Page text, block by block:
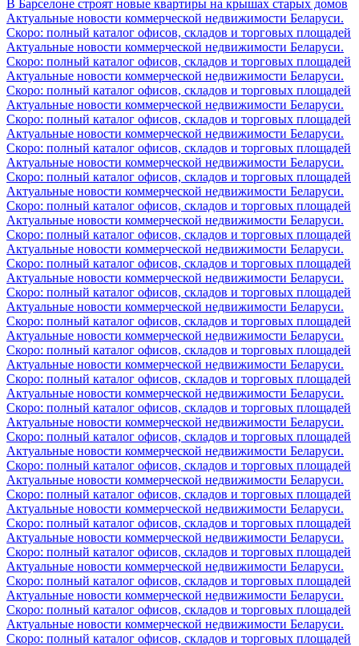
В Барселоне строят новые квартиры на крышах старых домов
Актуальные новости коммерческой недвижимости Беларуси.
Скоро: полный каталог офисов, складов и торговых площадей
Актуальные новости коммерческой недвижимости Беларуси.
Скоро: полный каталог офисов, складов и торговых площадей
Актуальные новости коммерческой недвижимости Беларуси.
Скоро: полный каталог офисов, складов и торговых площадей
Актуальные новости коммерческой недвижимости Беларуси.
Скоро: полный каталог офисов, складов и торговых площадей
Актуальные новости коммерческой недвижимости Беларуси.
Скоро: полный каталог офисов, складов и торговых площадей
Актуальные новости коммерческой недвижимости Беларуси.
Скоро: полный каталог офисов, складов и торговых площадей
Актуальные новости коммерческой недвижимости Беларуси.
Скоро: полный каталог офисов, складов и торговых площадей
Актуальные новости коммерческой недвижимости Беларуси.
Скоро: полный каталог офисов, складов и торговых площадей
Актуальные новости коммерческой недвижимости Беларуси.
Скоро: полный каталог офисов, складов и торговых площадей
Актуальные новости коммерческой недвижимости Беларуси.
Скоро: полный каталог офисов, складов и торговых площадей
Актуальные новости коммерческой недвижимости Беларуси.
Скоро: полный каталог офисов, складов и торговых площадей
Актуальные новости коммерческой недвижимости Беларуси.
Скоро: полный каталог офисов, складов и торговых площадей
Актуальные новости коммерческой недвижимости Беларуси.
Скоро: полный каталог офисов, складов и торговых площадей
Актуальные новости коммерческой недвижимости Беларуси.
Скоро: полный каталог офисов, складов и торговых площадей
Актуальные новости коммерческой недвижимости Беларуси.
Скоро: полный каталог офисов, складов и торговых площадей
Актуальные новости коммерческой недвижимости Беларуси.
Скоро: полный каталог офисов, складов и торговых площадей
Актуальные новости коммерческой недвижимости Беларуси.
Скоро: полный каталог офисов, складов и торговых площадей
Актуальные новости коммерческой недвижимости Беларуси.
Скоро: полный каталог офисов, складов и торговых площадей
Актуальные новости коммерческой недвижимости Беларуси.
Скоро: полный каталог офисов, складов и торговых площадей
Актуальные новости коммерческой недвижимости Беларуси.
Скоро: полный каталог офисов, складов и торговых площадей
Актуальные новости коммерческой недвижимости Беларуси.
Скоро: полный каталог офисов, складов и торговых площадей
Актуальные новости коммерческой недвижимости Беларуси.
Скоро: полный каталог офисов, складов и торговых площадей